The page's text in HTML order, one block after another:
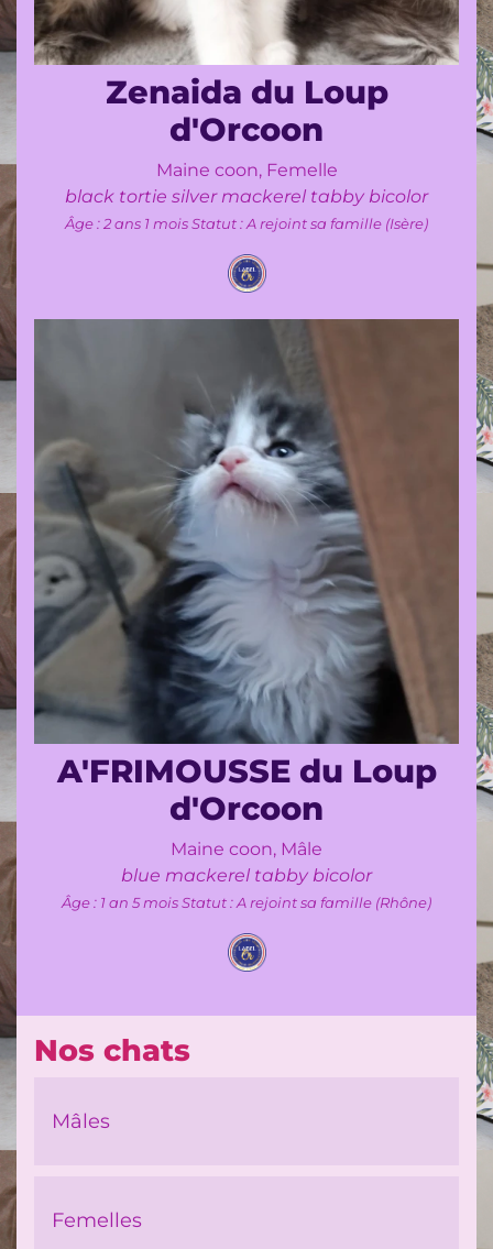
Zenaida du Loup
d'Orcoon
Maine coon, Femelle
black tortie silver mackerel tabby bicolor
Âge : 2 ans 1 mois Statut : A rejoint sa famille (Isère)
A'FRIMOUSSE du Loup
d'Orcoon
Maine coon, Mâle
blue mackerel tabby bicolor
Âge : 1 an 5 mois Statut : A rejoint sa famille (Rhône)
Nos chats
Mâles
Femelles